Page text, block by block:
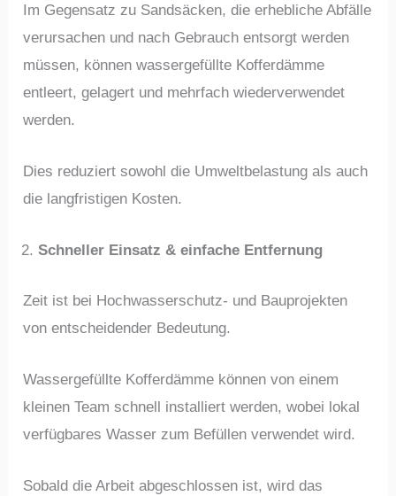
Im Gegensatz zu Sandsäcken, die erhebliche Abfälle
verursachen und nach Gebrauch entsorgt werden
müssen, können wassergefüllte Kofferdämme
entleert, gelagert und mehrfach wiederverwendet
werden.
Dies reduziert sowohl die Umweltbelastung als auch
die langfristigen Kosten.
Schneller Einsatz & einfache Entfernung
Zeit ist bei Hochwasserschutz- und Bauprojekten
von entscheidender Bedeutung.
Wassergefüllte Kofferdämme können von einem
kleinen Team schnell installiert werden, wobei lokal
verfügbares Wasser zum Befüllen verwendet wird.
Sobald die Arbeit abgeschlossen ist, wird das